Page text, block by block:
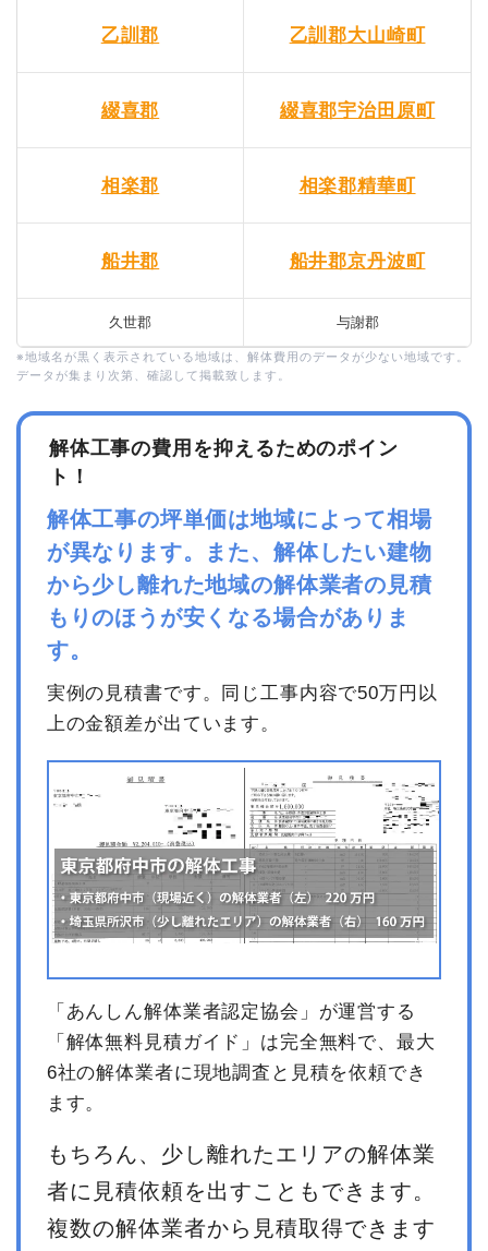
乙訓郡 乙訓郡大山崎町
綴喜郡 綴喜郡宇治田原町
相楽郡 相楽郡精華町
船井郡 船井郡京丹波町
久世郡 与謝郡
※地域名が黒く表示されている地域は、解体費用のデータが少ない地域です。
データが集まり次第、確認して掲載致します。
解体工事の費用を抑えるためのポイン
ト！
解体工事の坪単価は地域によって相場
が異なります。また、解体したい建物
から少し離れた地域の解体業者の見積
もりのほうが安くなる場合がありま
す。
実例の見積書です。同じ工事内容で50万円以
上の金額差が出ています。
「あんしん解体業者認定協会」が運営する
「解体無料見積ガイド」は完全無料で、最大
6社の解体業者に現地調査と見積を依頼でき
ます。
もちろん、少し離れたエリアの解体業
者に見積依頼を出すこともできます。
複数の解体業者から見積取得できます